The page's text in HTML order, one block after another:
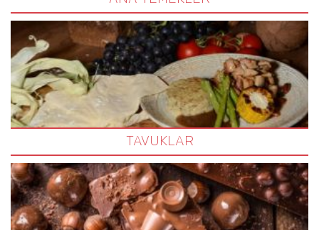
TAVUKLAR